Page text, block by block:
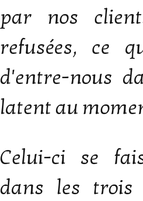
par nos
refusées, ce
d'entre-nous
latent au
Celui-ci se
dans les trois